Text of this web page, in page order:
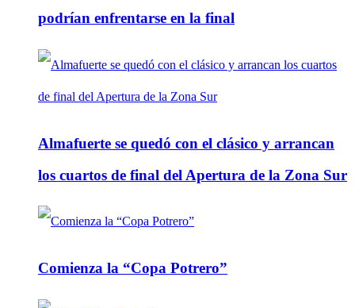
podrían enfrentarse en la final
Almafuerte se quedó con el clásico y arrancan
los cuartos de final del Apertura de la Zona Sur
Comienza la “Copa Potrero”